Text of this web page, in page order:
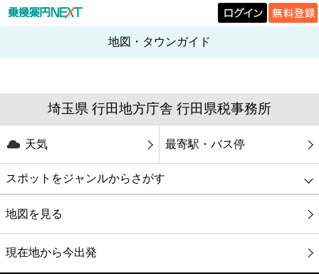
地図・タウンガイド
埼玉県 行田地方庁舎 行田県税事務所
天気 最寄駅・バス停
スポットをジャンルからさがす
グルメ
映画
地図を見る
現在地から今出発